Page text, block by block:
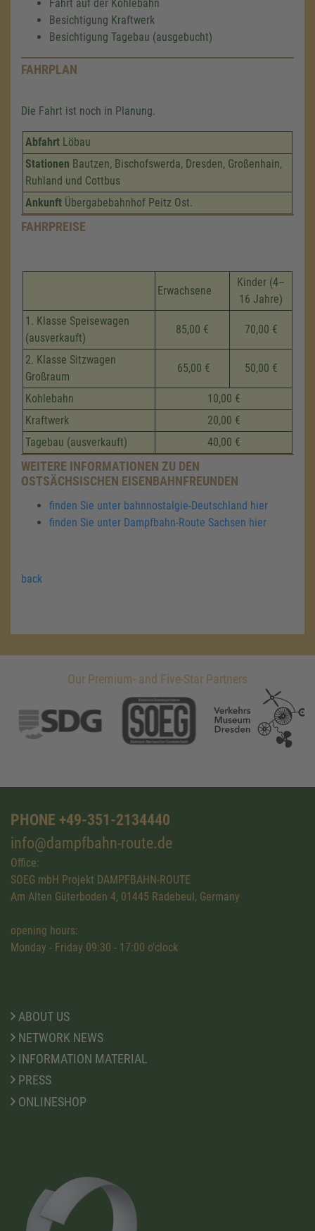
Fahrt auf der Kohlebahn
Besichtigung Kraftwerk
Besichtigung Tagebau (ausgebucht)
FAHRPLAN
Die Fahrt ist noch in Planung.
Abfahrt Löbau
Stationen Bautzen, Bischofswerda, Dresden, Großenhain,
Ruhland und Cottbus
Ankunft Übergabebahnhof Peitz Ost.
FAHRPREISE
Erwachsene
Kinder (4–
16 Jahre)
1. Klasse Speisewagen
(ausverkauft)
85,00 € 70,00 €
2. Klasse Sitzwagen
Großraum
65,00 € 50,00 €
Kohlebahn
10,00 €
Kraftwerk
20,00 €
Tagebau (ausverkauft)
40,00 €
WEITERE INFORMATIONEN ZU DEN
OSTSÄCHSISCHEN EISENBAHNFREUNDEN
finden Sie unter bahnnostalgie-Deutschland hier
finden Sie unter Dampfbahn-Route Sachsen hier
back
Our Premium- and Five-Star Partners
PHONE +49-351-2134440
info@dampfbahn-route.de
Office:
SOEG mbH Projekt DAMPFBAHN-ROUTE
Am Alten Güterboden 4, 01445 Radebeul, Germany
opening hours:
Monday - Friday 09:30 - 17:00 o'clock
ABOUT US
NETWORK NEWS
INFORMATION MATERIAL
PRESS
ONLINESHOP